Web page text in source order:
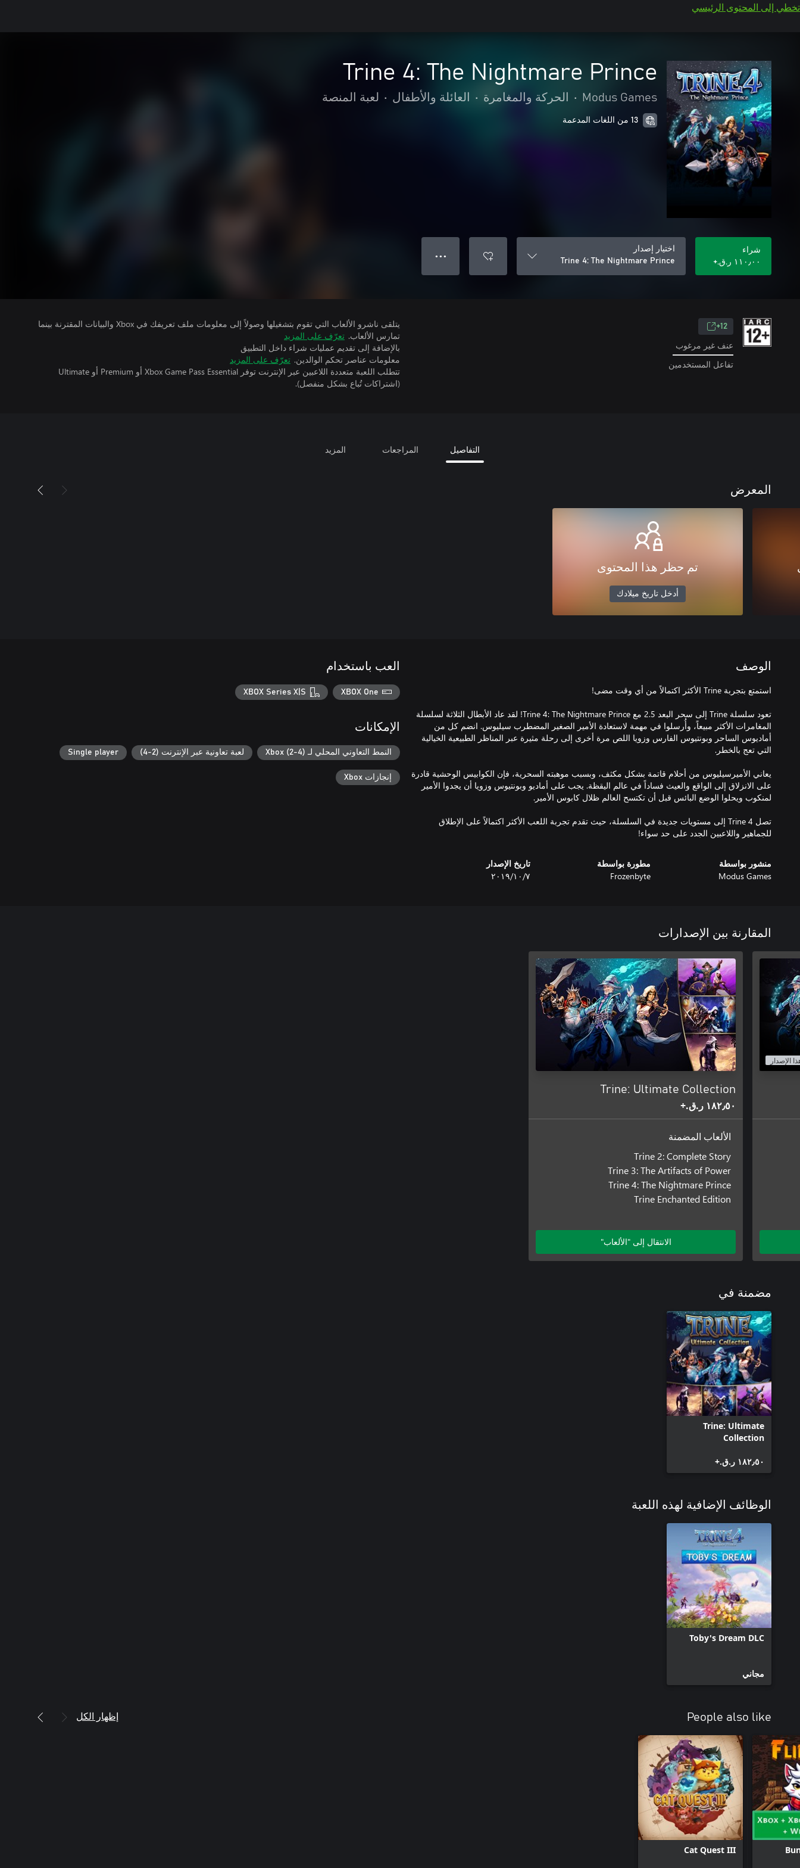
تخطي إلى المحتوى الرئيسي
Trine 4: The Nightmare Prince
Modus Games
• الحركة والمغامرة • العائلة والأطفال • لعبة المنصة
13 من اللغات المدعمة
شراء
١١٠٫٠٠ ر.ق.‏+
اختيار إصدار
Trine 4: The Nightmare Prince
● ● ●
12+
عنف غير مرغوب
تفاعل المستخدمين
يتلقى ناشرو الألعاب التي تقوم بتشغيلها وصولاً إلى معلومات ملف تعريفك في Xbox والبيانات المقترنة بينما
تمارس الألعاب. تعرّف على المزيد
بالإضافة إلى تقديم عمليات شراء داخل التطبيق
معلومات عناصر تحكم الوالدين. تعرّف على المزيد
تتطلب اللعبة متعددة اللاعبين عبر الإنترنت توفر Xbox Game Pass Essential أو Premium أو Ultimate
(اشتراكات تُباع بشكل منفصل).
التفاصيل المراجعات المزيد
المعرض
تم حظر هذا المحتوى
أدخل تاريخ ميلادك
الوصف
تعود سلسلة Trine إلى سحر البعد 2.5 مع Trine 4: The Nightmare Prince! لقد عاد الأبطال الثلاثة لسلسلة
المغامرات الأكثر مبيعاً، وأُرسلوا في مهمة لاستعادة الأمير الصغير المضطرب سيليوس. انضم كل من
أماديوس الساحر وبونتيوس الفارس وزويا اللص مرة أخرى إلى رحلة مثيرة عبر المناظر الطبيعية الخيالية
يعاني الأميرسيليوس من أحلام قاتمة بشكل مكثف، وبسبب موهبته السحرية، فإن الكوابيس الوحشية قادرة
على الانزلاق إلى الواقع والعيث فساداً في عالم اليقظة. يجب على أماديو وبونتيوس وزويا أن يجدوا الأمير
تصل Trine 4 إلى مستويات جديدة في السلسلة، حيث تقدم تجربة اللعب الأكثر اكتمالاً على الإطلاق
للجماهير واللاعبين الجدد على حد سواء!
منشور بواسطة
Modus Games
مطورة بواسطة
Frozenbyte
تاريخ الإصدار
٧‏/١٠‏/٢٠١٩
العب باستخدام
XBOX One
XBOX Series X|S
الإمكانات
النمط التعاوني المحلي لـ Xbox (2-4) لعبة تعاونية عبر الإنترنت (2-4) Single player
إنجازات Xbox
المقارنة بين الإصدارات
الإصدار
Trine: Ultimate Collection
١٨٢٫٥٠ ر.ق.‏+
الألعاب المضمنة
Trine 2: Complete Story
Trine 3: The Artifacts of Power
Trine 4: The Nightmare Prince
Trine Enchanted Edition
الانتقال إلى "الألعاب"
مضمنة في
Trine: Ultimate
Collection
١٨٢٫٥٠ ر.ق.‏+
الوظائف الإضافية لهذه اللعبة
Toby's Dream DLC
مجاني
People also like إظهار الكل
Cat Quest III